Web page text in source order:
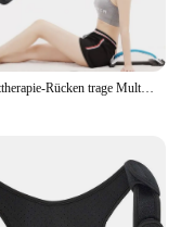
Magnettherapie-Rücken trage Multi-Level-Massage gerät Taillen hals Fitness Lendenwirbel säule Halswirbel säule Unterstützung